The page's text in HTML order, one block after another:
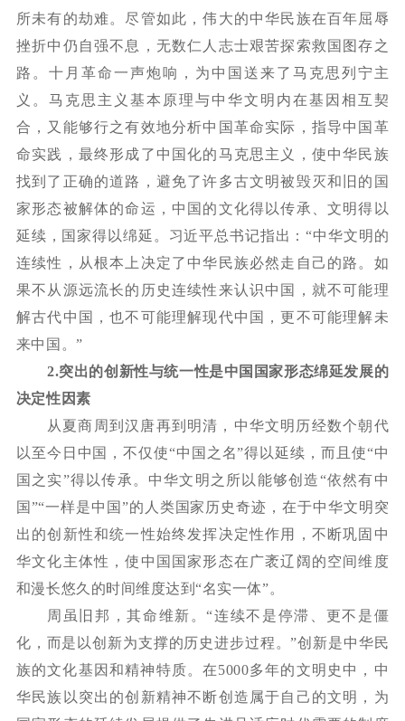
所未有的劫难。尽管如此，伟大的中华民族在百年屈辱
挫折中仍自强不息，无数仁人志士艰苦探索救国图存之
路。十月革命一声炮响，为中国送来了马克思列宁主
义。马克思主义基本原理与中华文明内在基因相互契
合，又能够行之有效地分析中国革命实际，指导中国革
命实践，最终形成了中国化的马克思主义，使中华民族
找到了正确的道路，避免了许多古文明被毁灭和旧的国
家形态被解体的命运，中国的文化得以传承、文明得以
延续，国家得以绵延。习近平总书记指出：“中华文明的
连续性，从根本上决定了中华民族必然走自己的路。如
果不从源远流长的历史连续性来认识中国，就不可能理
解古代中国，也不可能理解现代中国，更不可能理解未
来中国。”
2.突出的创新性与统一性是中国国家形态绵延发展的
决定性因素
从夏商周到汉唐再到明清，中华文明历经数个朝代
以至今日中国，不仅使“中国之名”得以延续，而且使“中
国之实”得以传承。中华文明之所以能够创造“依然有中
国”“一样是中国”的人类国家历史奇迹，在于中华文明突
出的创新性和统一性始终发挥决定性作用，不断巩固中
华文化主体性，使中国国家形态在广袤辽阔的空间维度
和漫长悠久的时间维度达到“名实一体”。
周虽旧邦，其命维新。“连续不是停滞、更不是僵
化，而是以创新为支撑的历史进步过程。”创新是中华民
族的文化基因和精神特质。在5000多年的文明史中，中
华民族以突出的创新精神不断创造属于自己的文明，为